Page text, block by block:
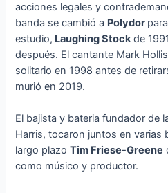
acciones legales y
banda se cambió a Polydor
estudio, Laughing Stockde
después. El cantante Mark
solitario en 1998 antes de
murió en 2019.
El bajista y bateria fundador de
Harris, tocaron juntos en varias
largo plazoTim Friese-Greene
como músico y productor.